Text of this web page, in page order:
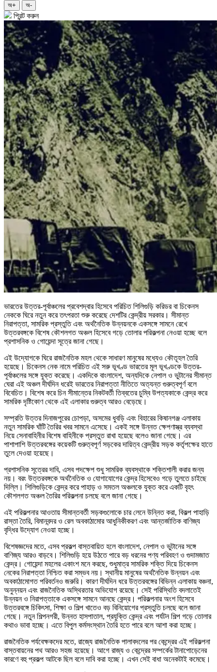
অ+ অ-
প্রিন্ট করুন
ভারতের উত্তর-পূর্বাঞ্চলের প্রবেশদ্বার হিসেবে পরিচিত শিলিগুড়ি করিডর বা চিকেনস
নেককে ঘিরে নতুন করে তৎপরতা শুরু করেছে দেশটির কেন্দ্রীয় সরকার। সীমান্ত
নিরাপত্তা, সামরিক প্রস্তুতি এবং অর্থনৈতিক উন্নয়নকে একসঙ্গে সামনে রেখে
উত্তরবঙ্গকে বিশেষ কৌশলগত অঞ্চল হিসেবে গড়ে তোলার পরিকল্পনা নেওয়া হচ্ছে বলে
প্রশাসনিক ও গোয়েন্দা সূত্রে জানা গেছে।
এই উদ্যোগকে ঘিরে রাজনৈতিক মহল থেকে সাধারণ মানুষের মধ্যেও কৌতূহল তৈরি
হয়েছে। চিকেনস নেক নামে পরিচিত এই সরু ভূখণ্ড ভারতের মূল ভূখণ্ডকে উত্তর-
পূর্বাঞ্চলের সঙ্গে যুক্ত করেছে। একদিকে বাংলাদেশ, অন্যদিকে নেপাল ও ভুটানের সীমান্ত
ঘেরা এই অঞ্চল দীর্ঘদিন ধরেই ভারতের নিরাপত্তা নীতিতে অত্যন্ত গুরুত্বপূর্ণ বলে
বিবেচিত। বিশেষ করে চিন সীমান্তের নিকটবর্তী তিব্বতের চুম্বি উপত্যকাকে কেন্দ্র করে
সামরিক দৃষ্টিকোণ থেকে এই এলাকার গুরুত্ব আরও বেড়েছে।
সম্প্রতি উত্তর দিনাজপুরের চোপড়া, অসমের ধুবড়ি এবং বিহারের কিষানগঞ্জ এলাকায়
নতুন সামরিক ঘাঁটি তৈরির খবর সামনে এসেছে। একই সঙ্গে উন্নত ক্ষেপণাস্ত্র ব্যবস্থা
নিয়ে সেনাবাহিনীর বিশেষ বাহিনীকে প্রস্তুত রাখা হয়েছে বলেও জানা গেছে। এর
পাশাপাশি উত্তরবঙ্গের কয়েকটি গুরুত্বপূর্ণ সড়কের দায়িত্ব কেন্দ্রীয় সড়ক কর্তৃপক্ষের হাতে
তুলে দেওয়া হয়েছে।
প্রশাসনিক সূত্রের দাবি, এসব পদক্ষেপ শুধু সামরিক ব্যবস্থাকে শক্তিশালী করার জন্য
নয়। বরং উত্তরবঙ্গকে অর্থনৈতিক ও যোগাযোগের কেন্দ্র হিসেবেও গড়ে তুলতে চাইছে
দিল্লি। শিলিগুড়িকে কেন্দ্র করে পাহাড় ও সমতল অঞ্চলকে যুক্ত করে একটি বৃহৎ
কৌশলগত অঞ্চল তৈরির পরিকল্পনা চলছে বলে জানা গেছে।
এই পরিকল্পনার আওতায় সীমান্তবর্তী সড়কগুলোকে চার লেনে উন্নিত করা, বিকল্প পাহাড়ি
রাস্তা তৈরি, বিমানবন্দর ও রেল অবকাঠামোর আধুনিকীকরণ এবং আন্তর্জাতিক বাণিজ্য
বৃদ্ধির উদ্যোগ নেওয়া হচ্ছে।
বিশেষজ্ঞদের মতে, এসব প্রকল্প বাস্তবায়িত হলে বাংলাদেশ, নেপাল ও ভুটানের সঙ্গে
বাণিজ্য আরও বাড়বে। শিলিগুড়ি হয়ে উঠতে পারে বড় ধরনের পণ্য পরিবহণ ও গুদামজাত
কেন্দ্র। গোয়েন্দা মহলের একাংশ মনে করছে, শুধুমাত্র সামরিক শক্তি দিয়ে চিকেনস
নেকের নিরাপত্তা নিশ্চিত করা সম্ভব নয়। স্থানীয় মানুষের অর্থনৈতিক উন্নয়ন এবং
অবকাঠামোগত পরিবর্তনও জরুরি। কারণ দীর্ঘদিন ধরে উত্তরবঙ্গের বিভিন্ন এলাকায় বঞ্চনা,
অনুন্নয়ন এবং রাজনৈতিক অস্থিরতার অভিযোগ রয়েছে। সেই পরিস্থিতি বদলাতেই
উন্নয়ন ও নিরাপত্তাকে একসঙ্গে সামনে আনছে কেন্দ্র। পরিকল্পনার অংশ হিসেবে
উত্তরবঙ্গে চিকিৎসা, শিক্ষা ও শিল্প খাতেও বড় বিনিয়োগের প্রস্তুতি চলছে বলে জানা
গেছে। নতুন শিল্পনগরী, উন্নত হাসপাতাল, প্রযুক্তি কেন্দ্র এবং পর্যটন শিল্প গড়ে তোলার
কথাও ভাবা হচ্ছে। এতে বিপুল কর্মসংস্থান তৈরি হতে পারে বলে আশা করা হচ্ছে।
রাজনৈতিক পর্যবেক্ষকদের মতে, রাজ্যে রাজনৈতিক পালাবদলের পর কেন্দ্রের এই পরিকল্পনা
বাস্তবায়নের পথ আরও সহজ হয়েছে। আগে রাজ্য ও কেন্দ্রের সম্পর্কের টানাপোড়েনের
কারণে বহু প্রকল্প আটকে ছিল বলে দাবি করা হচ্ছে। এখন সেই বাধা অনেকটাই কমেছে।